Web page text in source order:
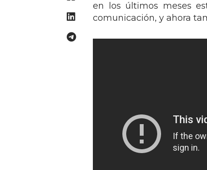
en los últimos meses
comunicación, y ahora